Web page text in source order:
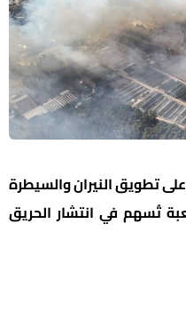
تطويق النيران والسيطرة
تُسهم في انتشار الحريق